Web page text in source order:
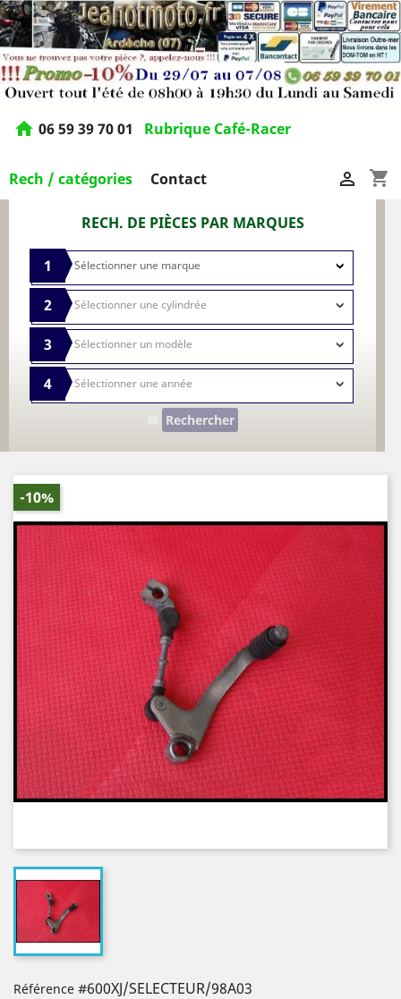
home 06 59 39 70 01 Rubrique Café-Racer
Rech / catégories Contact shopping_cart

RECH. DE PIÈCES PAR MARQUES
1
2
3
4
Rechercher
-10%
Référence #600XJ/SELECTEUR/98A03